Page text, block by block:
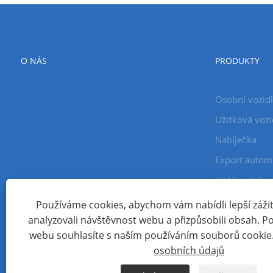
O NÁS PRODUKTY
Osobní
Užitková
Nabíječka
Export
ojeté vozy/
Copyright © 2024 Xiamen Aecoauto Technology Co., Ltd.
TECHNICKÁ PODPORA WEBOVÝCH STRÁNEK: SÍŤ TIANYU jack
Používáme cookies, abychom vám nabídli lepší
analyzovali návštěvnost webu a přizpůsobili obsah.
webu souhlasíte s naším používáním souborů cookie.
osobních údajů